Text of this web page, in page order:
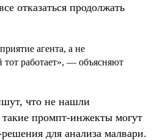
отказаться продолжать
агента, а не
тот работает», — объясняют
что не нашли
такие промпт-инжекты могут
для анализа малвари.